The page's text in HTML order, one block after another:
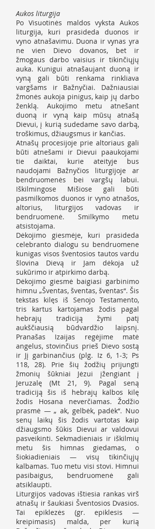
Aukos liturgija
Po Visuotinės maldos vyksta Aukos
liturgija, kuri prasideda duonos ir
vyno atnašavimu. Duona ir vynas yra
ne vien Dievo dovanos, bet ir
žmogaus darbo vaisius ir tikinčiųjų
auka. Kunigui atnašaujant duoną ir
vyną gali būti renkama rinkliava
vargšams ir Bažnyčiai. Dažniausiai
žmonės aukoja pinigus, kaip jų darbo
ženklą. Aukojimo metu atnešant
duoną ir vyną kaip mūsų atnašą
Dievui, į kurią sudedame savo darbą,
troškimus, džiaugsmus ir kančias.
Atnašų procesijoje prie altoriaus gali
būti atnešami ir Dievui paaukojami
tie daiktai, kurie ateityje bus
naudojami Bažnyčios liturgijoje ar
bendruomenės bei vargšų labui.
Iškilmingose Mišiose gali būti
pasmilkomos duonos ir vyno atnašos,
altorius, liturgijos vadovas ir
bendruomenė. Smilkymo metu
atsistojama.
Dėkojimo giesmėje, kuri prasideda
celebranto dialogu su bendruomene
kunigas visos šventosios tautos vardu
šlovina Dievą ir Jam dėkoja už
sukūrimo ir atpirkimo darbą.
Dėkojimo giesmė baigiasi garbinimo
himnu „Šventas, šventas, šventas“. Šis
tekstas kilęs iš Senojo Testamento,
tris kartus kartojamas žodis pagal
hebrajų tradiciją žymi patį
aukščiausią būdvardžio laipsnį.
Pranašas Izaijas regėjime matė
angelus, stovinčius prieš Dievo sostą
ir Jį garbinančius (plg. Iz 6, 1-3; Ps
118, 28). Prie šių žodžių prijungti
žmonių šūkniai Jėzui įžengiant į
Jeruzalę (Mt 21, 9). Pagal seną
tradiciją šis iš hebrajų kalbos kilę
žodis Hosana neverčiamas. Žodžio
prasmė — „ ak, gelbėk, padėk“. Nuo
senų laikų šis žodis vartotas kaip
džiaugsmo šūkis Dievui ar valdovui
pasveikinti. Sekmadieniais ir iškilmių
metu šis himnas giedamas, o
šiokiadieniais — visų tikinčiųjų
kalbamas. Tuo metu visi stovi. Himnui
pasibaigus, bendruomenė gali
atsiklaupti.
Liturgijos vadovas ištiesia rankas virš
atnašų ir šaukiasi Šventosios Dvasios.
Tai epiklezės (gr. epiklesis —
kreipimasis) malda, per kurią